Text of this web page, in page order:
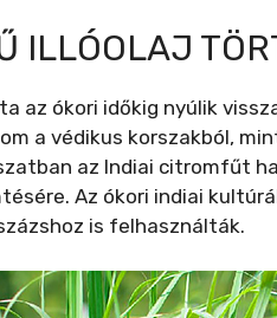
ILLÓOLAJ
az ókori időkig nyúlik
a védikus korszakból,
az Indiai citromfűt
Az ókori indiai
is felhasználták.